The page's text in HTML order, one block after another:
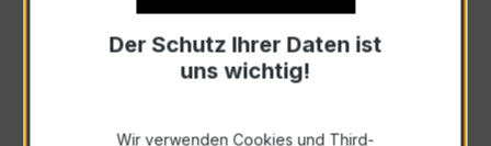
Auswahl zurücksetzen
Der Schutz Ihrer Daten ist
uns wichtig!
Wir verwenden Cookies und Third-